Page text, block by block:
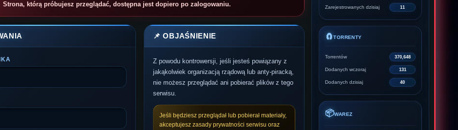
Zarejestrowanych dzisiaj 11
🧲TORRENTY
Torrentów 370,648
Dodanych wczoraj 131
Dodanych dzisiaj 40
📦WAREZ
Strona, którą próbujesz przeglądać, dostępna jest dopiero po zalogowaniu.
📌 OBJAŚNIENIE
Z powodu kontrowersji, jeśli jesteś powiązany z
jakąkolwiek organizacją rządową lub anty-piracką,
nie możesz przeglądać ani pobierać plików z tego
serwisu.
Jeśli będziesz przeglądał lub pobierał materiały,
akceptujesz zasady prywatności serwisu oraz